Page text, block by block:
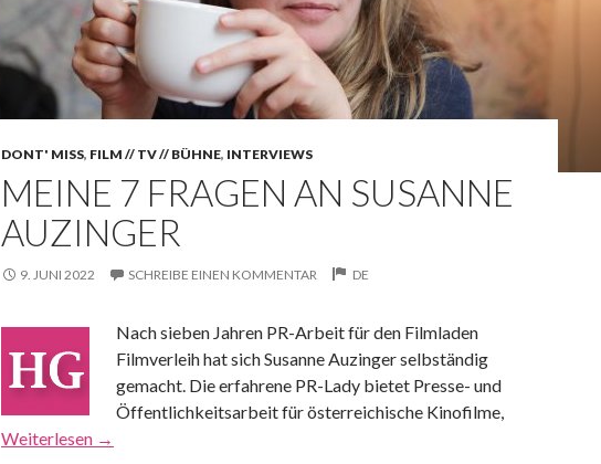
DONT' MISS, FILM // TV // BÜHNE, INTERVIEWS
MEINE 7 FRAGEN AN SUSANNE
AUZINGER
9. JUNI 2022 SCHREIBE EINEN KOMMENTAR DE
Nach sieben Jahren PR-Arbeit für den Filmladen
Filmverleih hat sich Susanne Auzinger selbständig
gemacht. Die erfahrene PR-Lady bietet Presse- und
Öffentlichkeitsarbeit für österreichische Kinofilme,
Weiterlesen →